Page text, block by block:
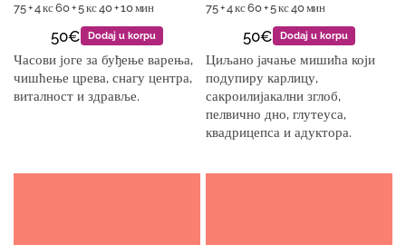
75 + 4 кс 60 + 5 кс 40 + 10 мин
50€ Dodaj u korpu
Часови јоге за буђење варења,
чишћење црева, снагу центра,
виталност и здравље.
75 + 4 кс 60 + 5 кс 40 мин
50€ Dodaj u korpu
Циљано јачање мишића који
подупиру карлицу,
сакроилијакални зглоб,
пелвично дно, глутеуса,
квадрицепса и адуктора.